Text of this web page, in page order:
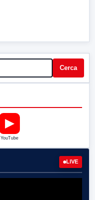
Cerca
▶
YouTube
LIVE